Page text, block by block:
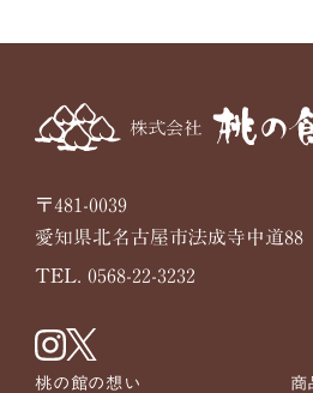
〒481-0039
愛知県北名古屋市法成寺中道88
TEL. 0568-22-3232
桃の館の想い 商